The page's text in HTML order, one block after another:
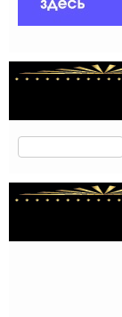
Поиск